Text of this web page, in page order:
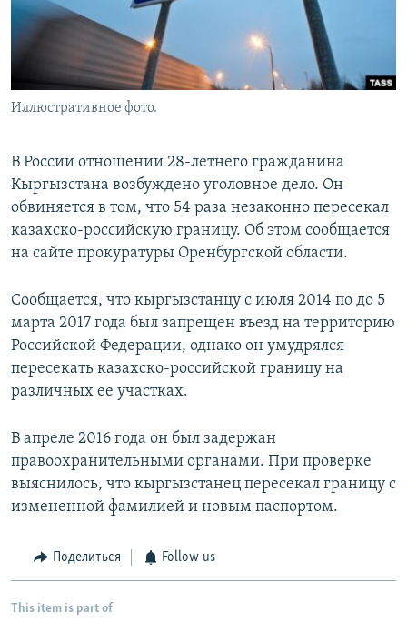
Иллюстративное фото.
В России отношении 28-летнего гражданина
Кыргызстана возбуждено уголовное дело. Он
обвиняется в том, что 54 раза незаконно пересекал
казахско-российскую границу. Об этом сообщается
на сайте прокуратуры Оренбургской области.
Сообщается, что кыргызстанцу с июля 2014 по до 5
марта 2017 года был запрещен въезд на территорию
Российской Федерации, однако он умудрялся
пересекать казахско-российской границу на
различных ее участках.
В апреле 2016 года он был задержан
правоохранительными органами. При проверке
выяснилось, что кыргызстанец пересекал границу с
измененной фамилией и новым паспортом.
Поделиться Follow us
This item is part of